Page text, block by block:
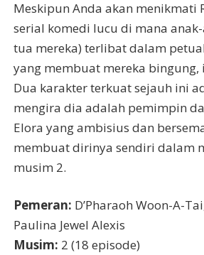
Meskipun Anda akan menikmati
serial komedi lucu di mana
tua mereka) terlibat dalam
yang membuat mereka
Dua karakter terkuat sejauh ini
mengira dia adalah pemimpin
Elora yang ambisius dan
membuat dirinya sendiri dalam
musim 2.
Pemeran: D’Pharaoh Woon-A-
Paulina Jewel Alexis
Musim: 2 (18 episode)